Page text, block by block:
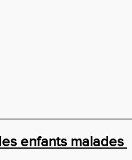
enfants malades